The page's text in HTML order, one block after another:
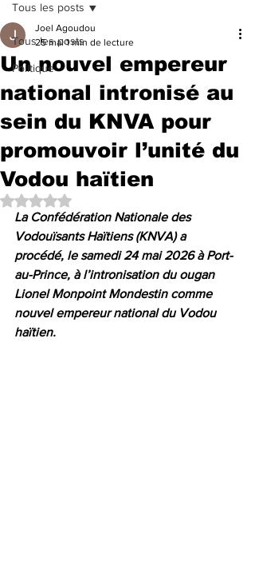
Tous les posts
Politique
Tous les posts
Un nouvel empereur
national intronisé au
sein du KNVA pour
promouvoir l’unité du
Vodou haïtien
Joel Agoudou
25 mai 1 min de lecture
Noté NaN étoiles sur 5.
La Confédération Nationale des
Vodouïsants Haïtiens (KNVA) a
procédé, le samedi 24 mai 2026 à Port-
au-Prince, à l’intronisation du ougan
Lionel Monpoint Mondestin comme
nouvel empereur national du Vodou
haïtien.